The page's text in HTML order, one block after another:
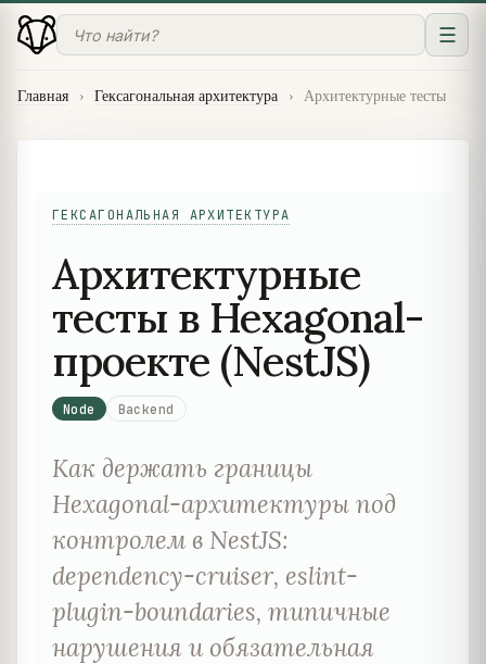
☰
Главная › Гексагональная архитектура › Архитектурные тесты
ГЕКСАГОНАЛЬНАЯ АРХИТЕКТУРА
Архитектурные
тесты в Hexagonal-
проекте (NestJS)
Node Backend
Как держать границы
Hexagonal-архитектуры под
контролем в NestJS:
dependency-cruiser, eslint-
plugin-boundaries, типичные
нарушения и обязательная